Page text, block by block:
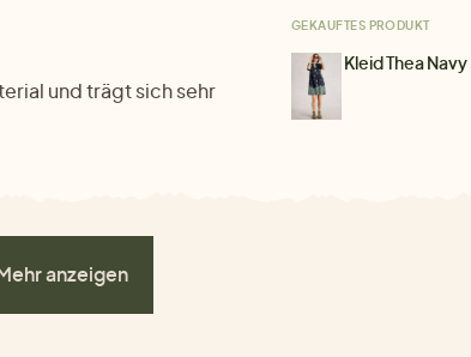
und trägt sich sehr
GEKAUFTES PRODUKT
Kleid Thea Navy
anzeigen